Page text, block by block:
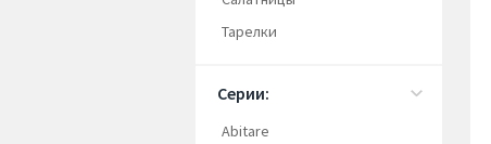
Тарелки
Серии:
Abitare